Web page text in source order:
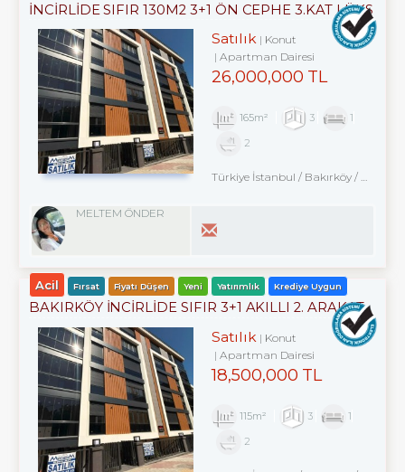
İNCİRLİDE SIFIR 130M2 3+1 ÖN CEPHE 3.KAT LÜKS
DAİRE
Satılık
Konut
Apartman Dairesi
26,000,000 TL
165m² 3
1
2
Türkiye İstanbul / Bakırköy/ Kartaltepe
MELTEM ÖNDER
Acil Fırsat Fiyatı Düşen Yeni Yatırımlık Krediye Uygun
BAKIRKÖY İNCİRLİDE SIFIR 3+1 AKILLI 2. ARAKAT
OTURUMA HAZIR
Satılık
Konut
Apartman Dairesi
18,500,000 TL
115m² 3
1
2